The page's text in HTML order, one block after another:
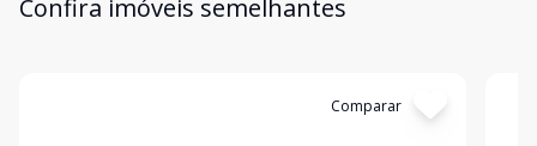
Confira imóveis semelhantes
Comparar